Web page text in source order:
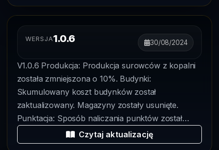
WERSJA1.0.6 30/08/2024
V1.0.6 Produkcja: Produkcja surowców z kopalni
została zmniejszona o 10%. Budynki:
Skumulowany koszt budynków został
zaktualizowany. Magazyny zostały usunięte.
Punktacja: Sposób naliczania punktów został
zmieniony — tera...Czytaj aktualizację